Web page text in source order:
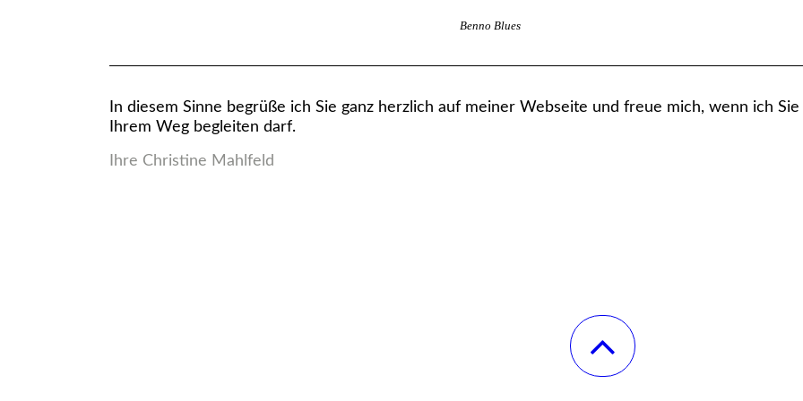
Benno Blues
In diesem Sinne begrüße ich Sie ganz herzlich auf meiner Webseite und freue mich, wenn ich Sie
Ihrem Weg begleiten darf.
Ihre Christine Mahlfeld